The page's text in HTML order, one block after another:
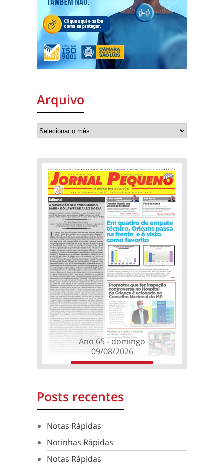
Arquivo
Ano 65 - domingo
09/08/2026
Posts recentes
Notas Rápidas
Notinhas Rápidas
Notas Rápidas